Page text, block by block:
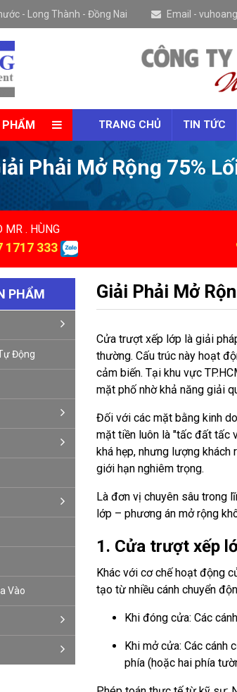
- Long Thành - Đồng Nai Email -
PHẨM TRANG CHỦ TIN TỨC
Phải Mở Rộng 75%
MR . HÙNG
1717 333
PHẨM
Động
Vào
Giải Phải Mở
Cửa trượt xếp lớp là giải
thường. Cấu trúc này hoạt
cảm biến. Tại khu vực
mặt phố nhờ khả năng giải
Đối với các mặt bằng kinh
mặt tiền luôn là "tấc đất tấc
khá hẹp, nhưng lượng
giới hạn nghiêm trọng.
Là đơn vị chuyên sâu trong
lớp – phương án mở rộng
1. Cửa trượt xếp
Khác với cơ chế hoạt động
tạo từ nhiều cánh chuyển
Khi đóng cửa: Các
Khi mở cửa: Các cánh
phía (hoặc hai phía